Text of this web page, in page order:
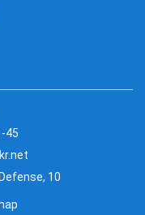
45
10